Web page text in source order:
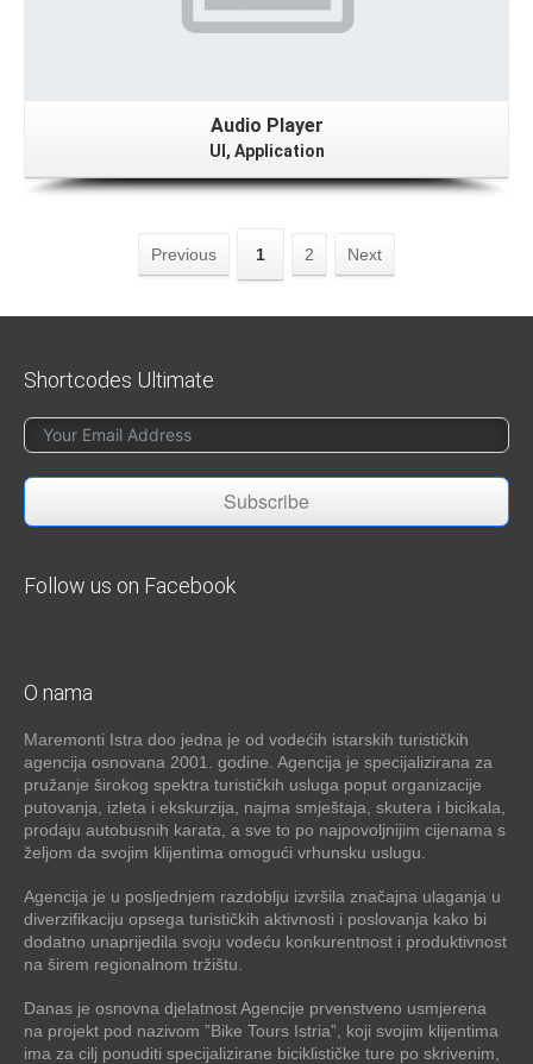
Audio Player
UI, Application
Previous 1 2 Next
Shortcodes Ultimate
Subscribe
Follow us on Facebook
O nama
Maremonti Istra doo jedna je od vodećih istarskih turističkih
agencija osnovana 2001. godine. Agencija je specijalizirana za
pružanje širokog spektra turističkih usluga poput organizacije
putovanja, izleta i ekskurzija, najma smještaja, skutera i bicikala,
prodaju autobusnih karata, a sve to po najpovoljnijim cijenama s
željom da svojim klijentima omogući vrhunsku uslugu.
Agencija je u posljednjem razdoblju izvršila značajna ulaganja u
diverzifikaciju opsega turističkih aktivnosti i poslovanja kako bi
dodatno unaprijedila svoju vodeću konkurentnost i produktivnost
na širem regionalnom tržištu.
Danas je osnovna djelatnost Agencije prvenstveno usmjerena
na projekt pod nazivom ”Bike Tours Istria”, koji svojim klijentima
ima za cilj ponuditi specijalizirane biciklističke ture po skrivenim,